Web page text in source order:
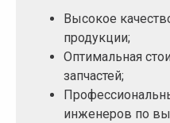
Высокое
продукции;
Оптимальная
запчастей;
инженеров по